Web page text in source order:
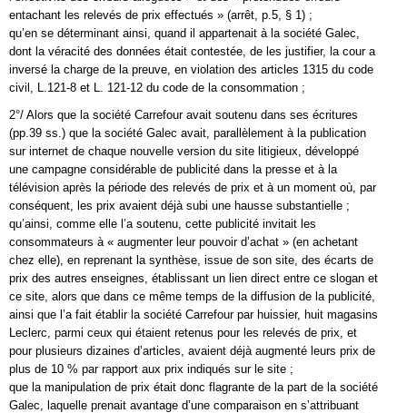
entachant les relevés de prix effectués » (arrêt, p.5, § 1) ;
qu’en se déterminant ainsi, quand il appartenait à la société Galec,
dont la véracité des données était contestée, de les justifier, la cour a
inversé la charge de la preuve, en violation des articles 1315 du code
civil, L.121-8 et L. 121-12 du code de la consommation ;
2°/ Alors que la société Carrefour avait soutenu dans ses écritures
(pp.39 ss.) que la société Galec avait, parallèlement à la publication
sur internet de chaque nouvelle version du site litigieux, développé
une campagne considérable de publicité dans la presse et à la
télévision après la période des relevés de prix et à un moment où, par
conséquent, les prix avaient déjà subi une hausse substantielle ;
qu’ainsi, comme elle l’a soutenu, cette publicité invitait les
consommateurs à « augmenter leur pouvoir d’achat » (en achetant
chez elle), en reprenant la synthèse, issue de son site, des écarts de
prix des autres enseignes, établissant un lien direct entre ce slogan et
ce site, alors que dans ce même temps de la diffusion de la publicité,
ainsi que l’a fait établir la société Carrefour par huissier, huit magasins
Leclerc, parmi ceux qui étaient retenus pour les relevés de prix, et
pour plusieurs dizaines d’articles, avaient déjà augmenté leurs prix de
plus de 10 % par rapport aux prix indiqués sur le site ;
que la manipulation de prix était donc flagrante de la part de la société
Galec, laquelle prenait avantage d’une comparaison en s’attribuant